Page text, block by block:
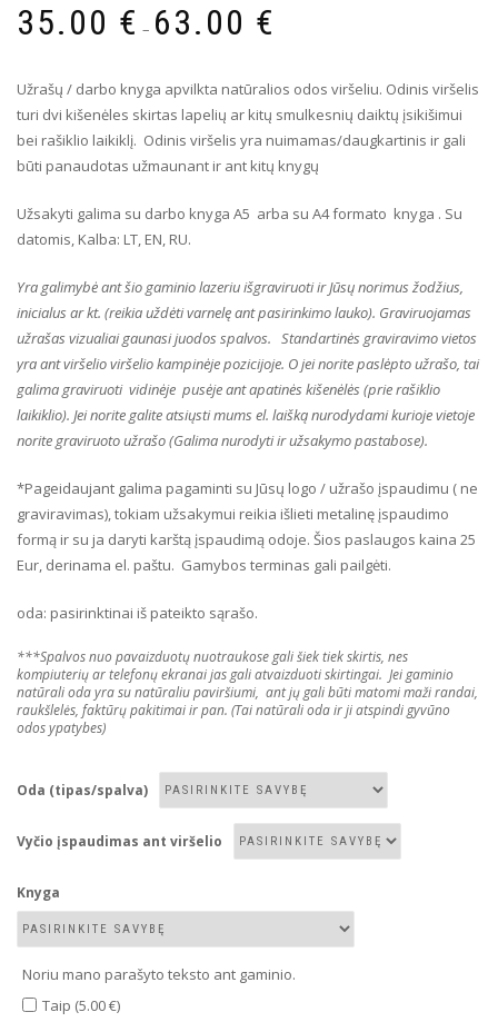
35.00 € – 63.00 €
Užrašų / darbo knyga apvilkta natūralios odos viršeliu. Odinis viršelis
turi dvi kišenėles skirtas lapelių ar kitų smulkesnių daiktų įsikišimui
bei rašiklio laikiklį. Odinis viršelis yra nuimamas/daugkartinis ir gali
būti panaudotas užmaunant ir ant kitų knygų
Užsakyti galima su darbo knyga A5 arba su A4 formato knyga . Su
datomis, Kalba: LT, EN, RU.
Yra galimybė ant šio gaminio lazeriu išgraviruoti ir Jūsų norimus žodžius,
inicialus ar kt. (reikia uždėti varnelę ant pasirinkimo lauko). Graviruojamas
užrašas vizualiai gaunasi juodos spalvos. Standartinės graviravimo vietos
yra ant viršelio viršelio kampinėje pozicijoje. O jei norite paslėpto užrašo, tai
galima graviruoti vidinėje pusėje ant apatinės kišenėlės (prie rašiklio
laikiklio). Jei norite galite atsiųsti mums el. laišką nurodydami kurioje vietoje
norite graviruoto užrašo (Galima nurodyti ir užsakymo pastabose).
*Pageidaujant galima pagaminti su Jūsų logo / užrašo įspaudimu ( ne
graviravimas), tokiam užsakymui reikia išlieti metalinę įspaudimo
formą ir su ja daryti karštą įspaudimą odoje. Šios paslaugos kaina 25
Eur, derinama el. paštu. Gamybos terminas gali pailgėti.
oda: pasirinktinai iš pateikto sąrašo.
***Spalvos nuo pavaizduotų nuotraukose gali šiek tiek skirtis, nes
kompiuterių ar telefonų ekranai jas gali atvaizduoti skirtingai. Jei gaminio
natūrali oda yra su natūraliu paviršiumi, ant jų gali būti matomi maži randai,
raukšlelės, faktūrų pakitimai ir pan. (Tai natūrali oda ir ji atspindi gyvūno
odos ypatybes)
Oda (tipas/spalva)
Vyčio įspaudimas ant viršelio
Knyga
Noriu mano parašyto teksto ant gaminio.
Taip (5.00 €)